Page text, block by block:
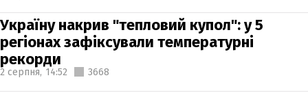
Україну накрив "тепловий купол": у 5
регіонах зафіксували температурні
рекорди
2 серпня, 14:52 3668